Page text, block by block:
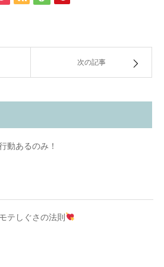
次の記事
動あるのみ！
モテしぐさの法則